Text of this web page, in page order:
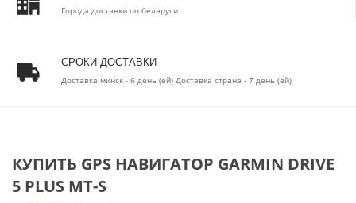
Города доставки по беларуси
СРОКИ ДОСТАВКИ
Доставка минск - 6 день (ей) Доставка страна - 7 день (ей)
КУПИТЬ GPS НАВИГАТОР GARMIN DRIVE
5 PLUS MT-S